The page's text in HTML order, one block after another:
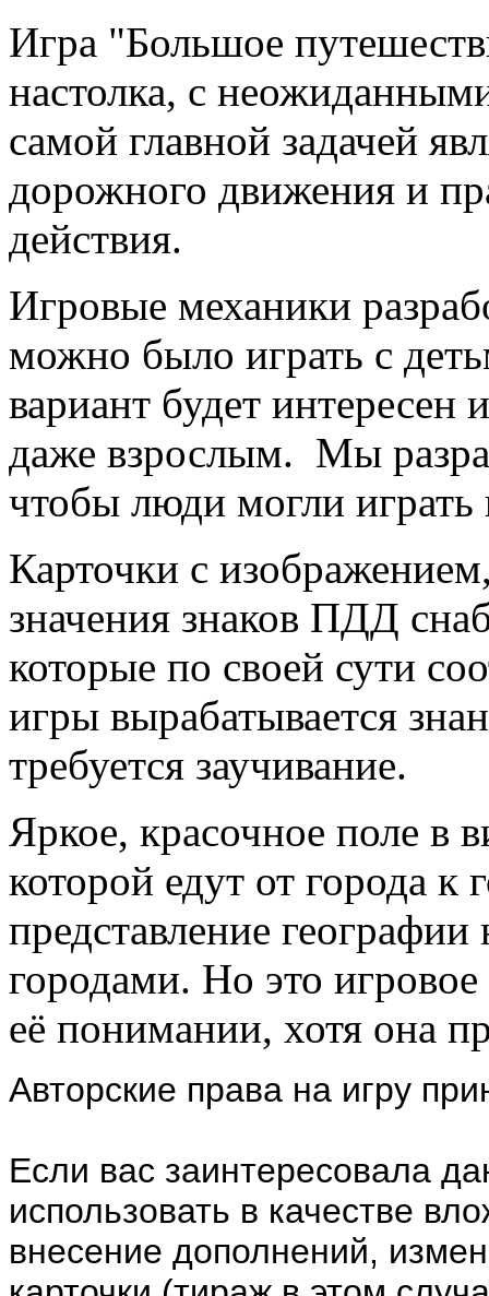
Игра "Большое
настолка, с
самой главной задачей
дорожного движения и
действия.
Игровые механики
можно было играть с
вариант будет интересен
даже взрослым. Мы
чтобы люди могли играть
Карточки с
значения знаков ПДД
которые по своей сути
игры вырабатывается
требуется заучивание.
Яркое, красочное поле в
которой едут от города к
представление
городами. Но это игровое
её понимании, хотя она
Авторские права на игру
Если вас заинтересовала
использовать в качестве
внесение дополнений,